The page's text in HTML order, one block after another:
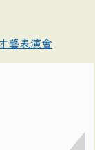
藝表演會